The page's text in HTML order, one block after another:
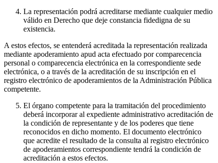
La representación podrá acreditarse mediante cualquier medio
válido en Derecho que deje constancia fidedigna de su
existencia.
A estos efectos, se entenderá acreditada la representación realizada
mediante apoderamiento apud acta efectuado por comparecencia
personal o comparecencia electrónica en la correspondiente sede
electrónica, o a través de la acreditación de su inscripción en el
registro electrónico de apoderamientos de la Administración Pública
competente.
El órgano competente para la tramitación del procedimiento
deberá incorporar al expediente administrativo acreditación de
la condición de representante y de los poderes que tiene
reconocidos en dicho momento. El documento electrónico
que acredite el resultado de la consulta al registro electrónico
de apoderamientos correspondiente tendrá la condición de
acreditación a estos efectos.